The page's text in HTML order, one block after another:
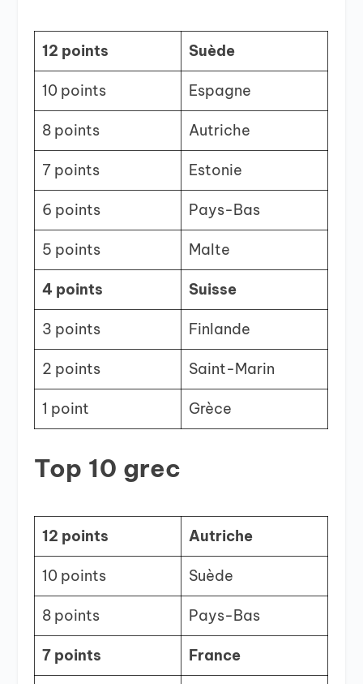
12 points Suède
10 points Espagne
8 points Autriche
7 points Estonie
6 points Pays-Bas
5 points Malte
4 points Suisse
3 points Finlande
2 points Saint-Marin
1 point Grèce
Top 10 grec
12 points Autriche
10 points Suède
8 points Pays-Bas
7 points France